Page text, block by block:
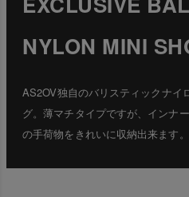
NYLON MINI
AS2OV独自のバリスティックナイ
グ。薄マチタイプですが、インナ
の手荷物をきれいに収納出来ます。